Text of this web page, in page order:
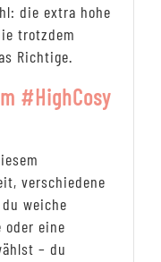
die extra hohe
trotzdem
Richtige.
#HighCosy
verschiedene
weiche
oder eine
– du